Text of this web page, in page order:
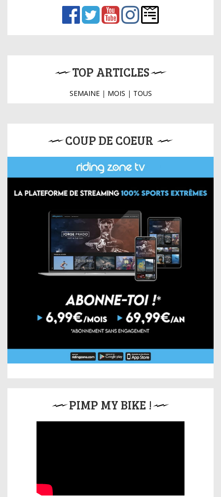
TOP ARTICLES
SEMAINE| MOIS | TOUS
COUP DE COEUR
PIMP MY BIKE !